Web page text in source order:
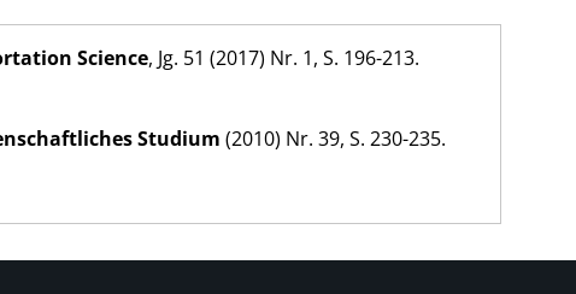
Science, Jg. 51 (2017) Nr. 1, S. 196-213.
Studium (2010) Nr. 39, S. 230-235.